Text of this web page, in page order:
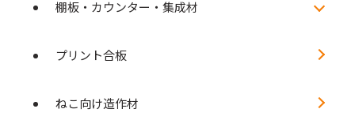
棚板・カウンター・集成材
プリント合板
ねこ向け造作材